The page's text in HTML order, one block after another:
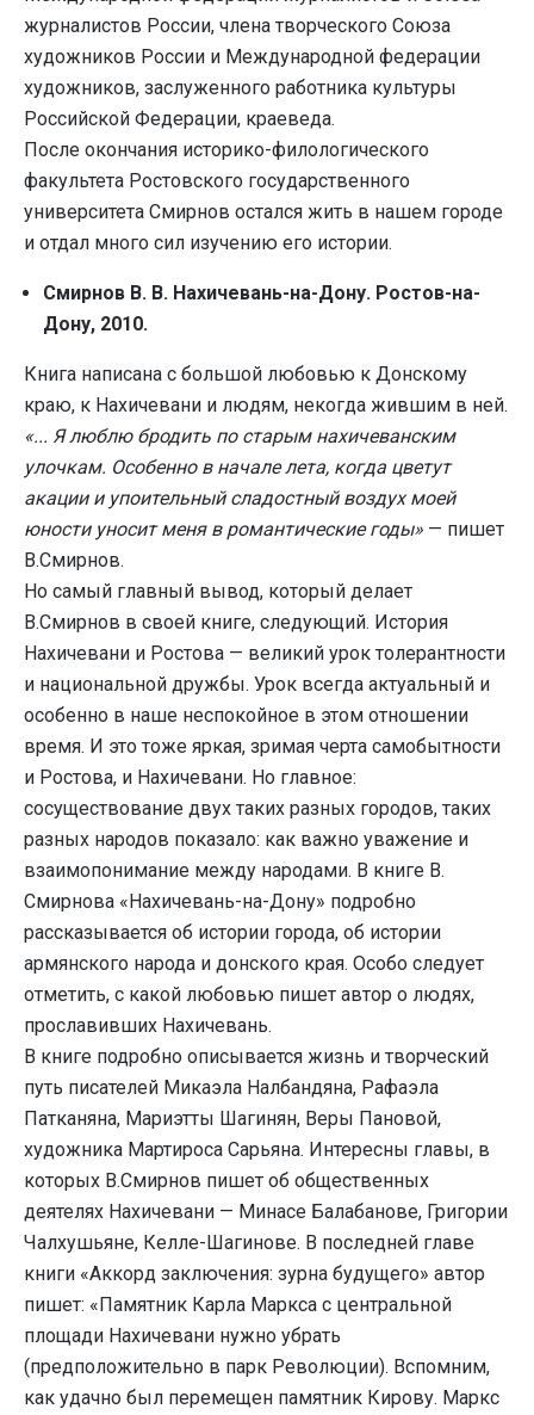
журналистов России, члена творческого Союза
художников России и Международной федерации
художников, заслуженного работника культуры
Российской Федерации, краеведа.
После окончания историко-филологического
факультета Ростовского государственного
университета Смирнов остался жить в нашем городе
и отдал много сил изучению его истории.
Смирнов В. В. Нахичевань-на-Дону. Ростов-на-
Дону, 2010.
Книга написана с большой любовью к Донскому
краю, к Нахичевани и людям, некогда жившим в ней.
«... Я люблю бродить по старым нахичеванским
улочкам. Особенно в начале лета, когда цветут
акации и упоительный сладостный воздух моей
юности уносит меня в романтические годы» — пишет
В.Смирнов.
Но самый главный вывод, который делает
В.Смирнов в своей книге, следующий. История
Нахичевани и Ростова — великий урок толерантности
и национальной дружбы. Урок всегда актуальный и
особенно в наше неспокойное в этом отношении
время. И это тоже яркая, зримая черта самобытности
и Ростова, и Нахичевани. Но главное:
сосуществование двух таких разных городов, таких
разных народов показало: как важно уважение и
взаимопонимание между народами. В книге В.
Смирнова «Нахичевань-на-Дону» подробно
рассказывается об истории города, об истории
армянского народа и донского края. Особо следует
отметить, с какой любовью пишет автор о людях,
прославивших Нахичевань.
В книге подробно описывается жизнь и творческий
путь писателей Микаэла Налбандяна, Рафаэла
Патканяна, Мариэтты Шагинян, Веры Пановой,
художника Мартироса Сарьяна. Интересны главы, в
которых В.Смирнов пишет об общественных
деятелях Нахичевани — Минасе Балабанове, Григории
Чалхушьяне, Келле-Шагинове. В последней главе
книги «Аккорд заключения: зурна будущего» автор
пишет: «Памятник Карла Маркса с центральной
площади Нахичевани нужно убрать
(предположительно в парк Революции). Вспомним,
как удачно был перемещен памятник Кирову. Маркс